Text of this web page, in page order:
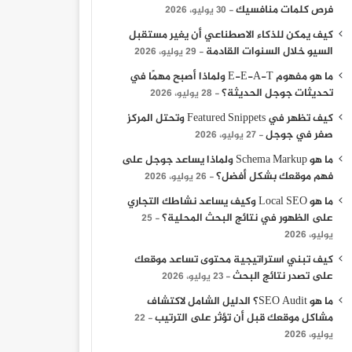
أخبار الفن
30 أغسطس، 2025
” تمساح النيل ” بسينما الهناجر السبت المقبل
تكريم النجم أحمد سلامة من جمعية الشباب المسيحية
فرص كلمات منافسيك
30 يوليو، 2026
كيف يمكن للذكاء الاصطناعي أن يغير مستقبل
السيو خلال السنوات القادمة
29 يوليو، 2026
ما هو مفهوم E-E-A-T ولماذا أصبح مهمًا في
تحديثات جوجل الحديثة؟
28 يوليو، 2026
كيف تظهر في Featured Snippets وتحتل المركز
صفر في جوجل
27 يوليو، 2026
ما هو Schema Markup ولماذا يساعد جوجل على
فهم موقعك بشكل أفضل؟
26 يوليو، 2026
ما هو Local SEO وكيف يساعد نشاطك التجاري
على الظهور في نتائج البحث المحلية؟
25
يوليو، 2026
كيف تبني استراتيجية محتوى تساعد موقعك
على تصدر نتائج البحث
23 يوليو، 2026
ما هو SEO Audit؟ الدليل الشامل لاكتشاف
مشاكل موقعك قبل أن تؤثر على الترتيب
22
يوليو، 2026